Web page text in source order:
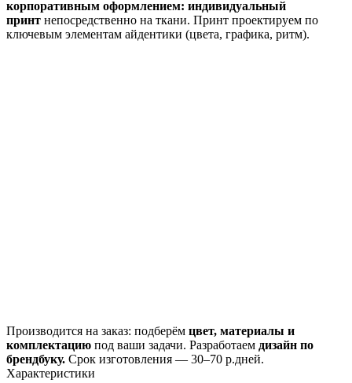
корпоративным оформлением: индивидуальный
принт непосредственно на ткани. Принт проектируем по
ключевым элементам айдентики (цвета, графика, ритм).
Производится на заказ: подберём цвет, материалы и
комплектацию под ваши задачи. Разработаем дизайн по
брендбуку. Срок изготовления — 30–70 р.дней.
Характеристики